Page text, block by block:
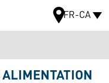
Menu
CARTE
FR-CA